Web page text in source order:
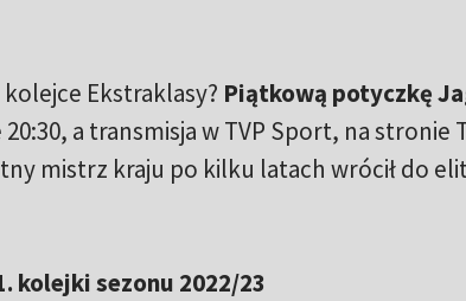
Ekstraklasy? Piątkową potyczkę
a transmisja w TVP Sport, na stronie
mistrz kraju po kilku latach wrócił do
kolejki sezonu 2022/23